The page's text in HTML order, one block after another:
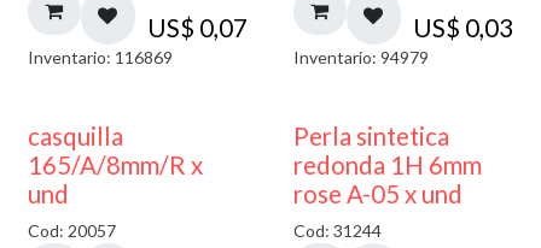
US$ 0,07
Inventario: 116869
US$ 0,03
Inventario: 94979
casquilla
165/A/8mm/R x
und
Cod: 20057
Perla sintetica
redonda 1H 6mm
rose A-05 x und
Cod: 31244